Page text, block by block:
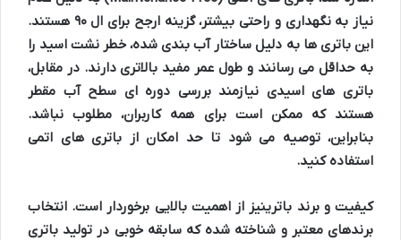
نیاز به نگهداری و راحتی بیشتر، گزینه ارجح برای ال ۹۰ هستند.
این باتری ها به دلیل ساختار آب بندی شده، خطر نشت اسید را
به حداقل می رسانند و طول عمر مفید بالاتری دارند. در مقابل،
باتری های اسیدی نیازمند بررسی دوره ای سطح آب مقطر
هستند که ممکن است برای همه کاربران، مطلوب نباشد.
بنابراین، توصیه می شود تا حد امکان از باتری های اتمی
استفاده کنید.
کیفیت و برند باترینیز از اهمیت بالایی برخوردار است. انتخاب
برندهای معتبر و شناخته شده که سابقه خوبی در تولید باتری